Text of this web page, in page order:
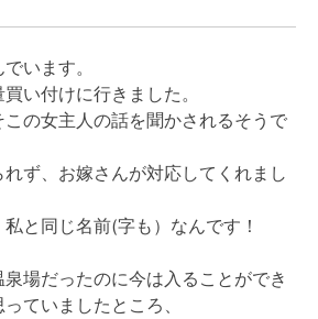
います。
い付けに行きました。
この女主人の話を聞かされるそうで
ず、お嫁さんが対応してくれまし
と同じ名前(字も）なんです！
場だったのに今は入ることができ
ていましたところ、